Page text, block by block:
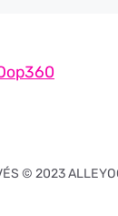
© 2023